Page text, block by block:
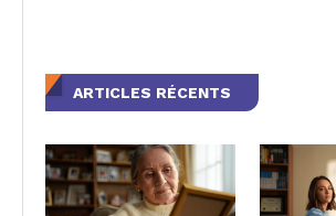
ARTICLES RÉCENTS